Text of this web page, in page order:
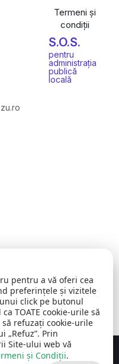
Termeni și
condiții
S.O.S.
pentru
administrația
publică
locală
Publice SRL
pentru a vă oferi cea
preferințele și vizitele
click pe butonul
TOATE cookie-urile să
refuzați cookie-urile
„Refuz”. Prin
Site-ului web vă
și Condiții.